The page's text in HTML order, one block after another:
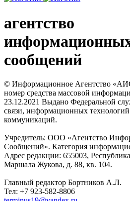
агентство
сообщений
© Информационное Агентство
номер средства массовой
23.12.2021 Выдано Федеральной
связи, информационных
коммуникаций.
Учредитель: ООО «Агентство
Сообщений». Категория
Адрес редакции: 655003,
Маршала Жукова, д. 88, кв. 104.
Главный редактор Бортников А.Л.
Тел: +7 923-582-8806